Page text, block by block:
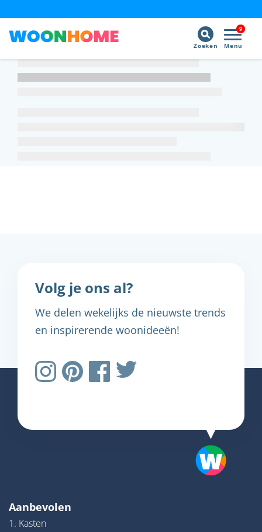
9
Menu
Zoeken
Volg je ons al?
We delen wekelijks de nieuwste trends
en inspirerende woonideeën!
Aanbevolen
1. Kasten